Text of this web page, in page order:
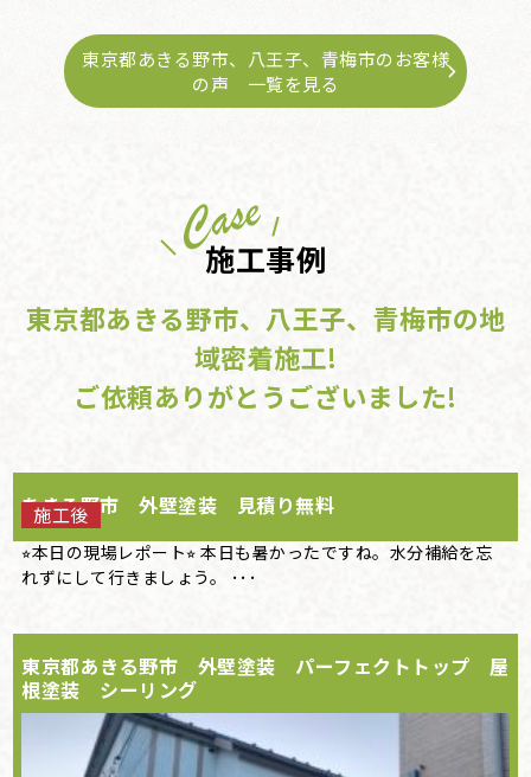
東京都あきる野市、八王子、青梅市のお客様
の声 一覧を見る
施工事例
東京都あきる野市、八王子、青梅市の地
域密着施工!
ご依頼ありがとうございました!
あきる野市 外壁塗装 見積り無料
施工後
⭐︎本日の現場レポート⭐︎ 本日も暑かったですね。水分補給を忘
れずにして行きましょう。 ･･･
東京都あきる野市 外壁塗装 パーフェクトトップ 屋
根塗装 シーリング